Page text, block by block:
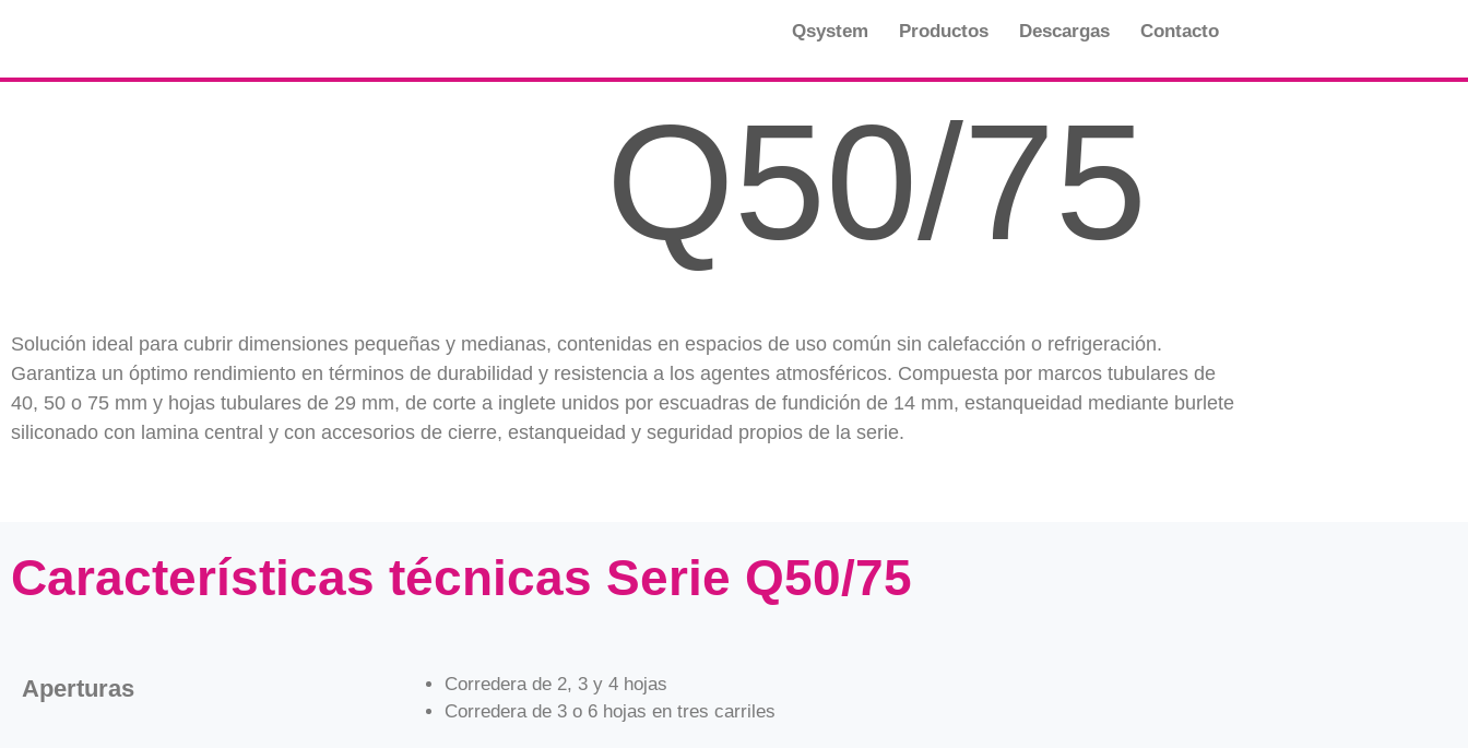
Qsystem Productos Descargas Contacto
Q50/75
Solución ideal para cubrir dimensiones pequeñas y medianas, contenidas en espacios de uso común sin calefacción o refrigeración.
Garantiza un óptimo rendimiento en términos de durabilidad y resistencia a los agentes atmosféricos. Compuesta por marcos tubulares de
40, 50 o 75 mm y hojas tubulares de 29 mm, de corte a inglete unidos por escuadras de fundición de 14 mm, estanqueidad mediante burlete
siliconado con lamina central y con accesorios de cierre, estanqueidad y seguridad propios de la serie.
Características técnicas Serie Q50/75
Aperturas
Corredera de 2, 3 y 4 hojas
Corredera de 3 o 6 hojas en tres carriles